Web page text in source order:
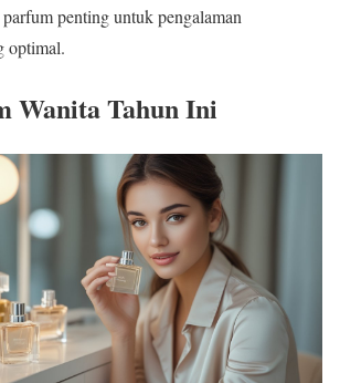
penting untuk pengalaman
optimal.
Wanita Tahun Ini